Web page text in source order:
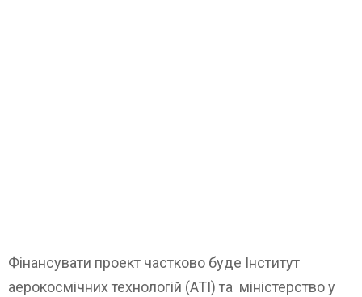
Фінансувати проект частково буде Інститут
аерокосмічних технологій (ATI) та міністерство у